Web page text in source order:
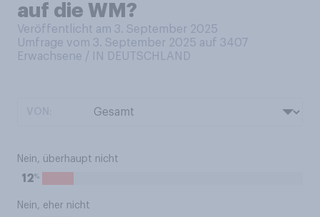
auf die WM?
Veröffentlicht am 3. September 2025
Umfrage vom 3. September 2025 auf 3407
Erwachsene / IN DEUTSCHLAND
Nein, überhaupt nicht
12%
Nein, eher nicht